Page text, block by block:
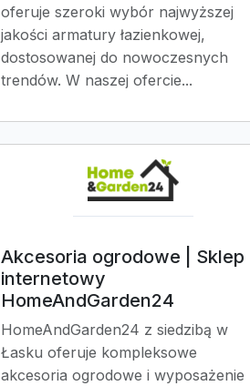
oferuje szeroki wybór najwyższej
jakości armatury łazienkowej,
dostosowanej do nowoczesnych
trendów. W naszej ofercie...
Akcesoria ogrodowe | Sklep
internetowy
HomeAndGarden24
HomeAndGarden24 z siedzibą w
Łasku oferuje kompleksowe
akcesoria ogrodowe i wyposażenie